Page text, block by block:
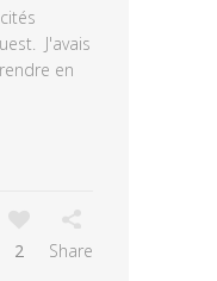
J'avais
en
2 Share